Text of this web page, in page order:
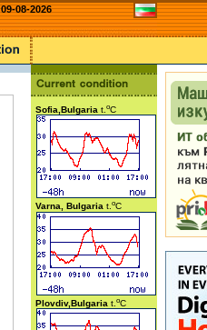
Sofia,Bulgaria t.oC
Varna, Bulgaria t.oC
Plovdiv,Bulgaria t. oC
09-08-2026